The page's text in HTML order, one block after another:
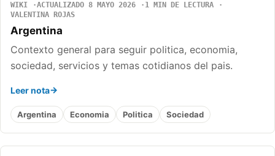
WIKI ACTUALIZADO 8 MAYO 2026
1 MIN DE LECTURA
VALENTINA ROJAS
Argentina
Contexto general para seguir politica, economia,
sociedad, servicios y temas cotidianos del pais.
Leer nota
Argentina Economia Politica Sociedad